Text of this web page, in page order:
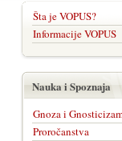
Šta je VOPUS?
Informacije VOPUS
Nauka i Spoznaja
Gnoza i
Proročanstva